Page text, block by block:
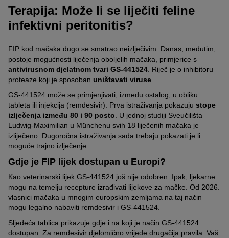
Terapija: Može li se liječiti feline
infektivni peritonitis?
FIP kod mačaka dugo se smatrao neizlječivim. Danas, međutim,
postoje mogućnosti liječenja oboljelih mačaka, primjerice s
antivirusnom djelatnom tvari GS-441524 . Riječ je o inhibitoru
proteaze koji je sposoban uništavati viruse
GS-441524 može se primjenjivati, između ostalog, u obliku
tableta ili injekcija (remdesivir). Prva istraživanja pokazuju stope
izlječenja između 80 i 90 posto . U jednoj studiji Sveučilišta
Ludwig-Maximilian u Münchenu svih 18 liječenih mačaka je
izliječeno. Dugoročna istraživanja sada trebaju pokazati je li
moguće trajno izlječenje.
Gdje je FIP lijek dostupan u Europi?
Kao veterinarski lijek GS-441524 još nije odobren. Ipak, ljekarne
mogu na temelju recepture izrađivati lijekove za mačke. Od 2026.
vlasnici mačaka u mnogim europskim zemljama na taj način
mogu legalno nabaviti remdesivir i GS-441524.
Sljedeća tablica prikazuje gdje i na koji je način GS-441524
dostupan. Za remdesivir djelomično vrijede drugačija pravila. Vaš